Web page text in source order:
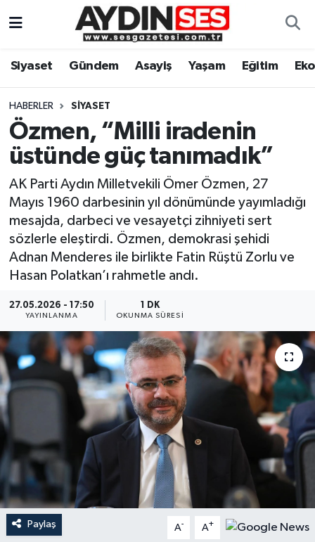
Siyaset Gündem Asayiş Yaşam Eğitim
HABERLER SIYASET
Özmen, “Milli iradenin
üstünde güç tanımadık”
AK Parti Aydın Milletvekili Ömer Özmen, 27
Mayıs 1960 darbesinin yıl dönümünde yayımladığı
mesajda, darbeci ve vesayetçi zihniyeti sert
sözlerle eleştirdi. Özmen, demokrasi şehidi
Adnan Menderes ile birlikte Fatin Rüştü Zorlu ve
Hasan Polatkan’ı rahmetle andı.
27.05.2026 - 17:50
YAYINLANMA
1 DK
OKUNMA SÜRESI
Paylaş A- A+
Gündem
Siyaset
Ekonomi
Yaşam
Eğitim
Kültür Sanat
Spor
Aydın Hava Durumu
Aydin Namaz Vakitleri
Aydın Trafik Yoğunluk Haritası
Süper Lig Puan Durumu ve Fikstür
Tüm Manşetler
Son Dakika Haberleri
Haber Arşivi